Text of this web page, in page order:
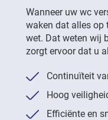
Wanneer uw wc
waken dat alles op
wet. Dat weten wij
zorgt ervoor dat u
Continuïteit
Hoog
Efficiënte en